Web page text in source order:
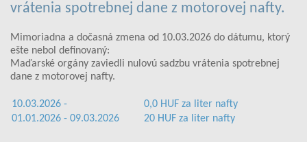
vrátenia spotrebnej dane z motorovej nafty.
Mimoriadna a dočasná zmena od 10.03.2026 do dátumu, ktorý
ešte nebol definovaný:
Maďarské orgány zaviedli nulovú sadzbu vrátenia spotrebnej
dane z motorovej nafty.
10.03.2026 -
0,0 HUF za liter nafty
01.01.2026 - 09.03.2026
20 HUF za liter nafty